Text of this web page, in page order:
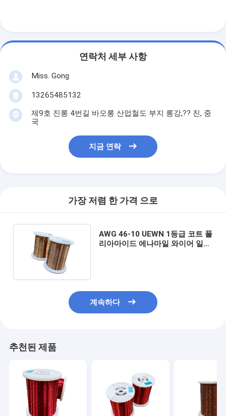
연락처 세부 사항
Miss. Gong
13265485132
제9호 진롱 4번길 바오롱 산업철도 부지 롱강,?? 진, 중
국
지금 연락
가장 저렴 한 가격 으로
AWG 46-10 UEWN 1등급 코트 폴
리아마이드 에나마일 와이어 일반
계속하다
추천된 제품